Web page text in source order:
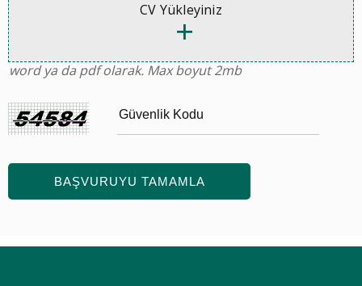
CV Yükleyiniz
word ya da pdf olarak. Max boyut 2mb